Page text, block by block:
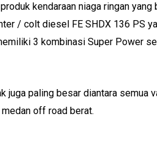
kendaraan niaga ringan
/ colt diesel FE SHDX 136 PS
3 kombinasi Super Power
juga paling besar diantara semua
off road berat.